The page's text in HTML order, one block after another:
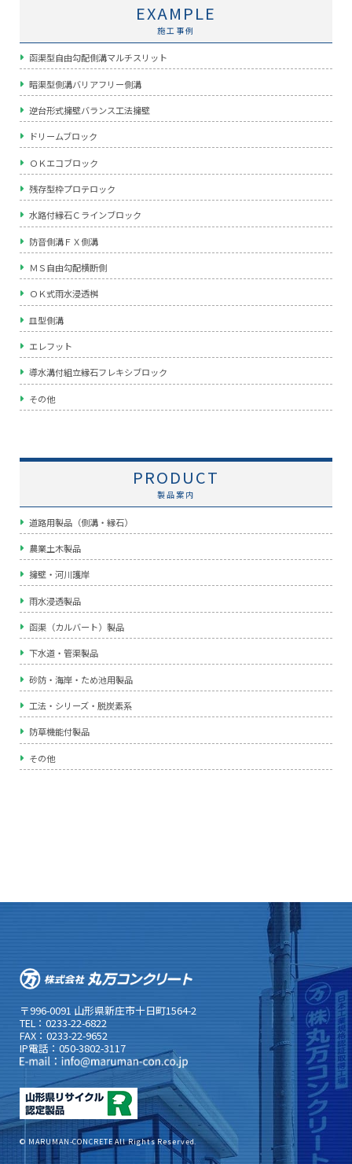
EXAMPLE
施工事例
函渠型自由勾配側溝マルチスリット
暗渠型側溝バリアフリー側溝
逆台形式擁壁バランス工法擁壁
ドリームブロック
ＯＫエコブロック
残存型枠プロテロック
水路付縁石Ｃラインブロック
防音側溝ＦＸ側溝
ＭＳ自由勾配横断側
ＯＫ式雨水浸透桝
皿型側溝
エレフット
導水溝付組立縁石フレキシブロック
その他
PRODUCT
製品案内
道路用製品（側溝・縁石）
農業土木製品
擁壁・河川護岸
雨水浸透製品
函渠（カルバート）製品
下水道・管渠製品
砂防・海岸・ため池用製品
工法・シリーズ・脱炭素系
防草機能付製品
その他
〒996-0091 山形県新庄市十日町1564-2
TEL：0233-22-6822
FAX：0233-22-9652
IP電話：050-3802-3117
© MARUMAN-CONCRETE All Rights Reserved.